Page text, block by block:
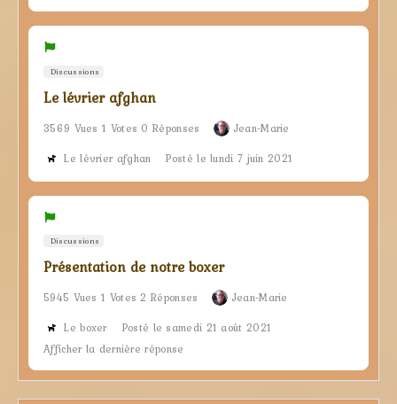
Discussions
Le lévrier afghan
3569 Vues 1 Votes 0 Réponses
Jean-Marie
Le lévrier afghan
Posté le lundi 7 juin 2021
Discussions
Présentation de notre boxer
5945 Vues 1 Votes 2 Réponses
Jean-Marie
Le boxer
Posté le samedi 21 août 2021
Afficher la dernière réponse